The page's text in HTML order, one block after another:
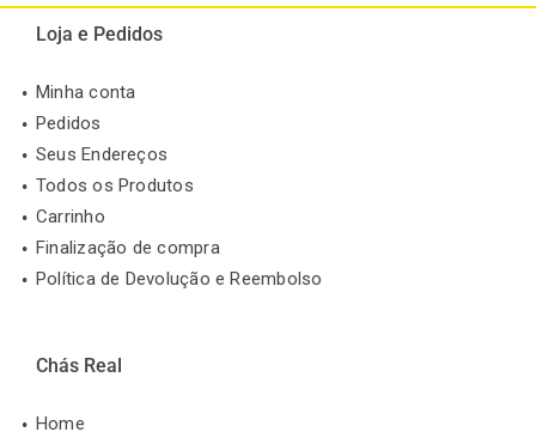
Loja e Pedidos
Minha conta
Pedidos
Seus Endereços
Todos os Produtos
Carrinho
Finalização de compra
Política de Devolução e Reembolso
Chás Real
Home